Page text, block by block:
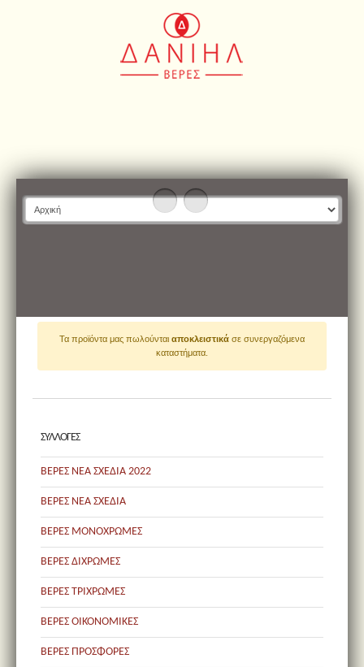
Τα προϊόντα μας πωλούνται αποκλειστικά σε συνεργαζόμενα
καταστήματα.
ΣΥΛΛΟΓΕΣ
ΒΕΡΕΣ ΝΕΑ ΣΧΕΔΙΑ 2022
ΒΕΡΕΣ ΝΕΑ ΣΧΕΔΙΑ
ΒΕΡΕΣ ΜΟΝΟΧΡΩΜΕΣ
ΒΕΡΕΣ ΔΙΧΡΩΜΕΣ
ΒΕΡΕΣ ΤΡΙΧΡΩΜΕΣ
ΒΕΡΕΣ ΟΙΚΟΝΟΜΙΚΕΣ
ΒΕΡΕΣ ΠΡΟΣΦΟΡΕΣ